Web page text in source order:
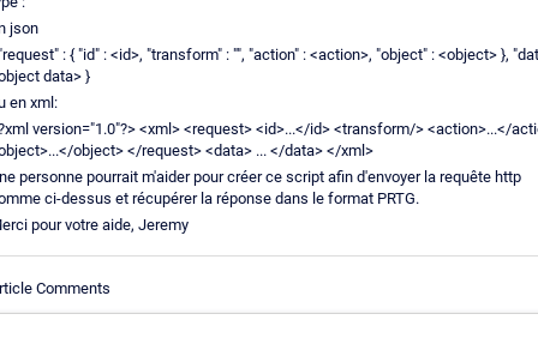
json
: { "id" : <id>, "transform" : "", "action" : <action>, "object" : <object> },
data> }
en xml:
version="1.0"?> <xml> <request> <id>...</id> <transform/> <action>...</
object> </request> <data> ... </data> </xml>
personne pourrait m'aider pour créer ce script afin d'envoyer la requête http
ci-dessus et récupérer la réponse dans le format PRTG.
pour votre aide, Jeremy
Comments